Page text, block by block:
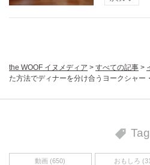
the WOOF イヌメディア > すべての記事 >
た方法でディナーを分け合うヨークシャー
動画 (650) おも